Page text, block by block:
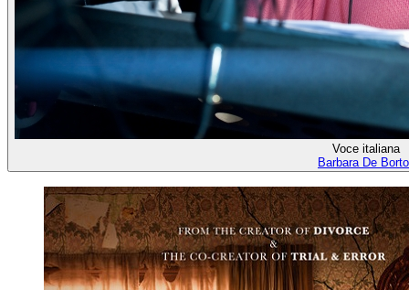
Voce italiana
Barbara De